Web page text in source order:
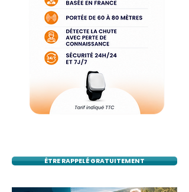
ÊTRE RAPPELÉ GRATUITEMENT